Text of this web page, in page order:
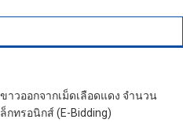
าวออกจากเม็ดเลือดแดง จำนวน
กทรอนิกส์ (e-Bidding)